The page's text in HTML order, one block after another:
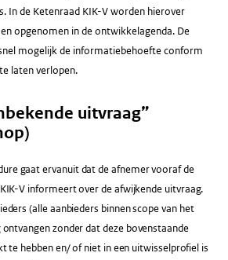
In de Ketenraad KIK-V worden hierover
opgenomen in de ontwikkelagenda. De
mogelijk de informatiebehoefte conform
te laten verlopen.
uitvraag”
gaat ervanuit dat de afnemer vooraf de
V informeert over de afwijkende uitvraag.
(alle aanbieders binnen scope van het
zonder dat deze bovenstaande
te hebben en/ of niet in een uitwisselprofiel is